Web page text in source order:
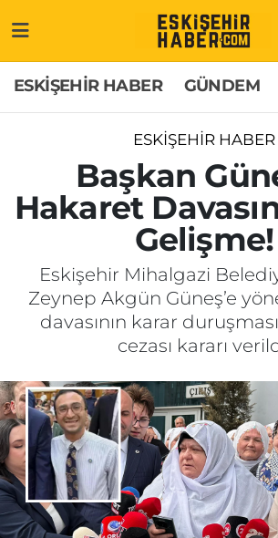
ESKİŞEHİR HABER GÜNDEM
ESKİŞEHİR HABER
Başkan
Hakaret
Gelişme!
Eskişehir Mihalgazi
Zeynep Akgün Güneş’e
davasının karar
cezası kararı
GÜNDEM
ASAYİŞ
SİYASET
SAĞLIK
SPOR
MAGAZİN
ESKİŞEHİRSPOR
Hakkımızda
İletişim
Künye
Odunpazarı Trafik Yoğunluk
Süper Lig Puan Durumu ve
Tüm Manşetler
Son Dakika Haberleri
Haber Arşivi